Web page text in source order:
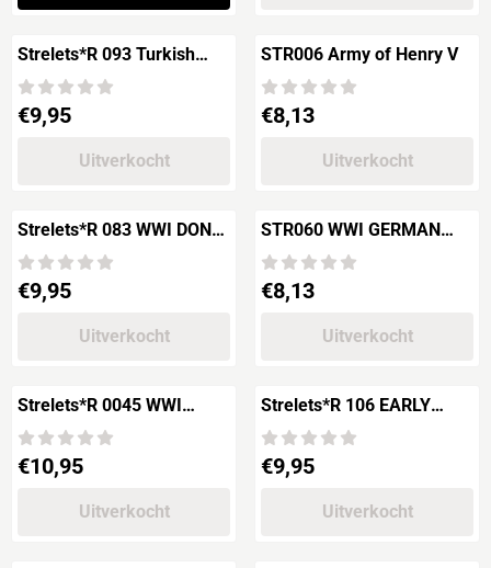
Strelets*R 093 Turkish
Seljukes Cavalry
Prijs: 9,95
€9,95
Uitverkocht
STR006 Army of Henry V
Prijs: 8,13
€8,13
Uitverkocht
Strelets*R 083 WWI DON
COSSACKS "in Summer
Dress"
Prijs: 9,95
€9,95
Uitverkocht
STR060 WWI GERMAN
HUSSARS
Prijs: 8,13
€8,13
Uitverkocht
Strelets*R 0045 WWI
GERMAN DRAGOONS
Prijs: 10,95
€10,95
Uitverkocht
Strelets*R 106 EARLY
FRENCH CARABINERS
Prijs: 9,95
€9,95
Uitverkocht